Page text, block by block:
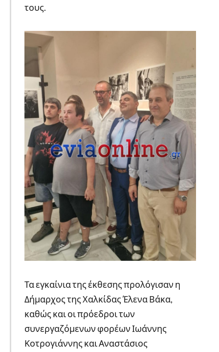
τους.
Τα εγκαίνια της έκθεσης προλόγισαν η
Δήμαρχος της Χαλκίδας Έλενα Βάκα,
καθώς και οι πρόεδροι των
συνεργαζόμενων φορέων Ιωάννης
Κοτρογιάννης και Αναστάσιος